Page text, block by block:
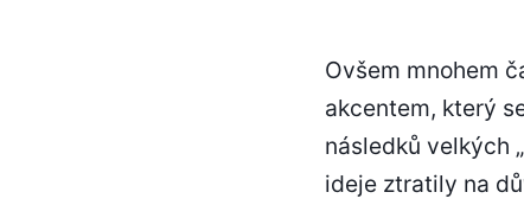
Ovšem mnohem
akcentem, který
následků velkých
ideje ztratily na